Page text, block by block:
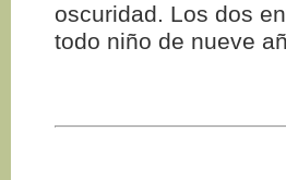
oscuridad. Los dos
todo niño de nueve